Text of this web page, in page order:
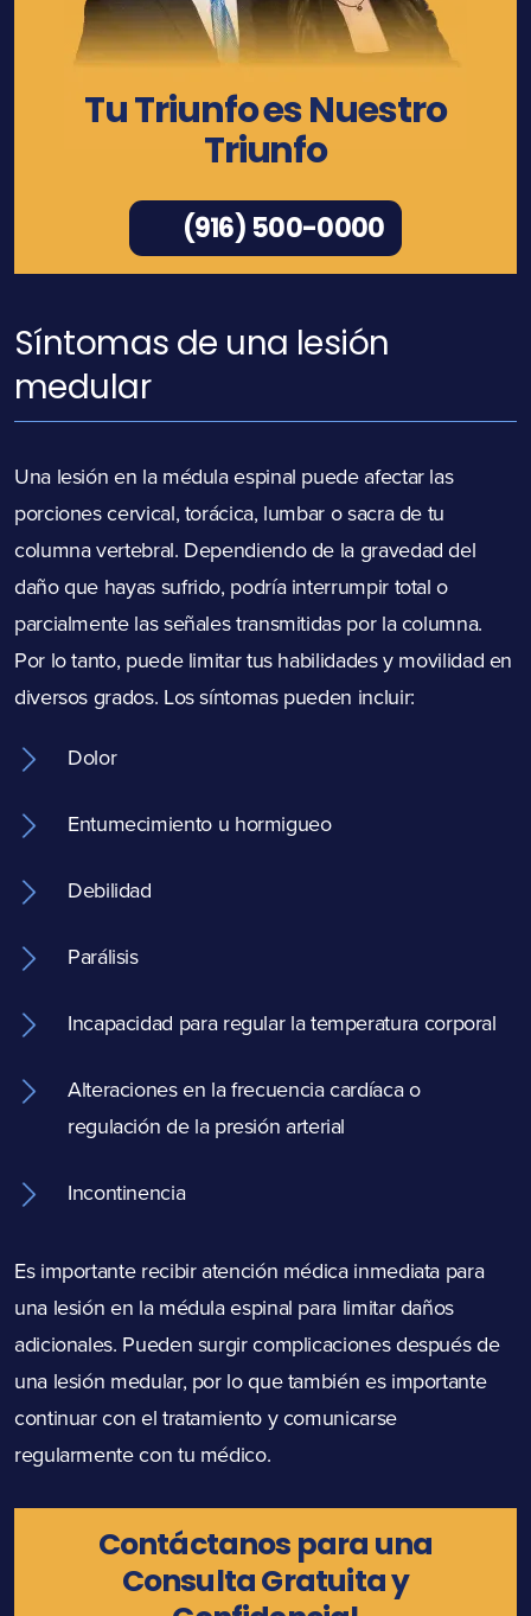
Tu Triunfo es Nuestro
Triunfo
(916) 500-0000
Síntomas de una lesión
medular
Una lesión en la médula espinal puede afectar las
porciones cervical, torácica, lumbar o sacra de tu
columna vertebral. Dependiendo de la gravedad del
daño que hayas sufrido, podría interrumpir total o
parcialmente las señales transmitidas por la columna.
Por lo tanto, puede limitar tus habilidades y movilidad en
diversos grados. Los síntomas pueden incluir:
Dolor
Entumecimiento u hormigueo
Debilidad
Parálisis
Incapacidad para regular la temperatura corporal
Alteraciones en la frecuencia cardíaca o
regulación de la presión arterial
Incontinencia
Es importante recibir atención médica inmediata para
una lesión en la médula espinal para limitar daños
adicionales. Pueden surgir complicaciones después de
una lesión medular, por lo que también es importante
continuar con el tratamiento y comunicarse
regularmente con tu médico.
Contáctanos para una
Consulta Gratuita y